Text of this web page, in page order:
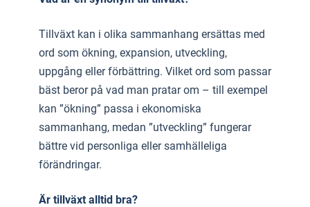
Tillväxt kan i olika sammanhang ersättas med
ord som ökning, expansion, utveckling,
uppgång eller förbättring. Vilket ord som passar
bäst beror på vad man pratar om – till exempel
kan ”ökning” passa i ekonomiska
sammanhang, medan ”utveckling” fungerar
bättre vid personliga eller samhälleliga
förändringar.
Är tillväxt alltid bra?